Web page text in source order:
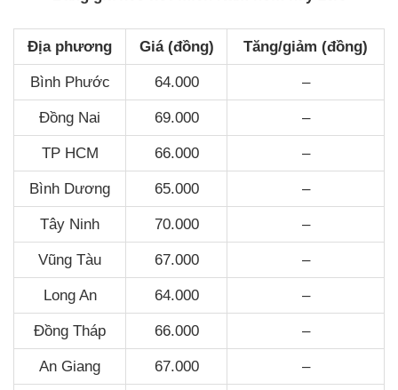
Địa phương Giá (đồng) Tăng/giảm (đồng)
Bình Phước 64.000 –
Đồng Nai 69.000 –
TP HCM 66.000 –
Bình Dương 65.000 –
Tây Ninh 70.000 –
Vũng Tàu 67.000 –
Long An 64.000 –
Đồng Tháp 66.000 –
An Giang 67.000 –